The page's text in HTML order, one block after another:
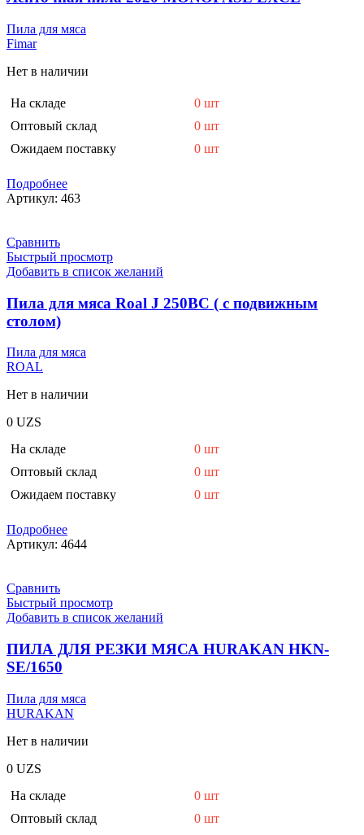
Пила для мяса
Fimar
Нет в наличии
На складе
0 шт
Оптовый склад
0 шт
Ожидаем поставку
0 шт
Подробнее
Артикул: 463
Сравнить
Быстрый просмотр
Добавить в список желаний
Пила для мяса Roal J 250BC ( с подвижным
столом)
Пила для мяса
ROAL
Нет в наличии
0 UZS
На складе
0 шт
Оптовый склад
0 шт
Ожидаем поставку
0 шт
Подробнее
Артикул: 4644
Сравнить
Быстрый просмотр
Добавить в список желаний
ПИЛА ДЛЯ РЕЗКИ МЯСА HURAKAN HKN-
SE/1650
Пила для мяса
HURAKAN
Нет в наличии
0 UZS
На складе
0 шт
Оптовый склад
0 шт